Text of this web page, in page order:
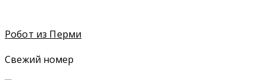
Робот из Перми
Свежий номер